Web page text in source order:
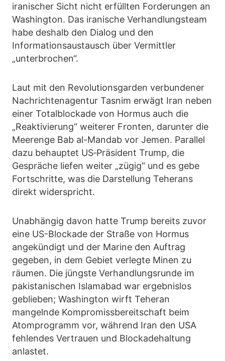
iranischer Sicht nicht erfüllten Forderungen an
Washington. Das iranische Verhandlungsteam
habe deshalb den Dialog und den
Informationsaustausch über Vermittler
„unterbrochen“.
Laut mit den Revolutionsgarden verbundener
Nachrichtenagentur Tasnim erwägt Iran neben
einer Totalblockade von Hormus auch die
„Reaktivierung“ weiterer Fronten, darunter die
Meerenge Bab al-Mandab vor Jemen. Parallel
dazu behauptet US‑Präsident Trump, die
Gespräche liefen weiter „zügig“ und es gebe
Fortschritte, was die Darstellung Teherans
direkt widerspricht.
Unabhängig davon hatte Trump bereits zuvor
eine US-Blockade der Straße von Hormus
angekündigt und der Marine den Auftrag
gegeben, in dem Gebiet verlegte Minen zu
räumen. Die jüngste Verhandlungsrunde im
pakistanischen Islamabad war ergebnislos
geblieben; Washington wirft Teheran
mangelnde Kompromissbereitschaft beim
Atomprogramm vor, während Iran den USA
fehlendes Vertrauen und Blockadehaltung
anlastet.